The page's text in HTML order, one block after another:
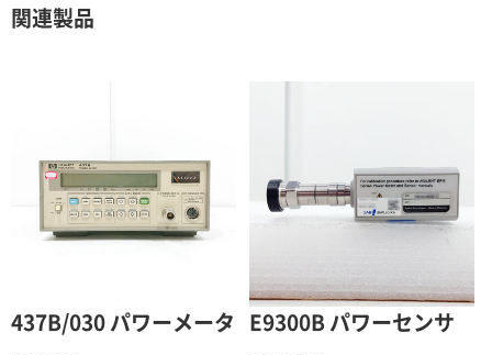
関連製品
437B/030 パワーメータ E9300B パワーセンサ